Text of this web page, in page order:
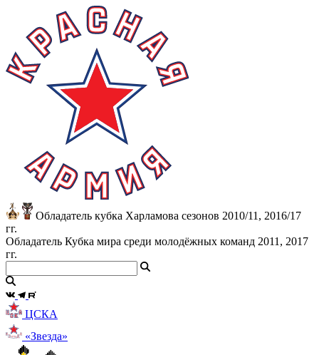
Обладатель кубка Харламова сезонов 2010/11, 2016/17
гг.
Обладатель Кубка мира среди молодёжных команд 2011, 2017
гг.
ЦСКА
«Звезда»